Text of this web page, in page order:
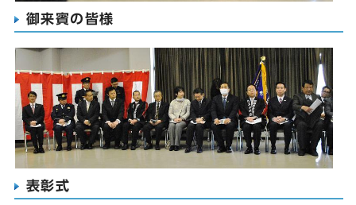
御来賓の皆様
表彰式